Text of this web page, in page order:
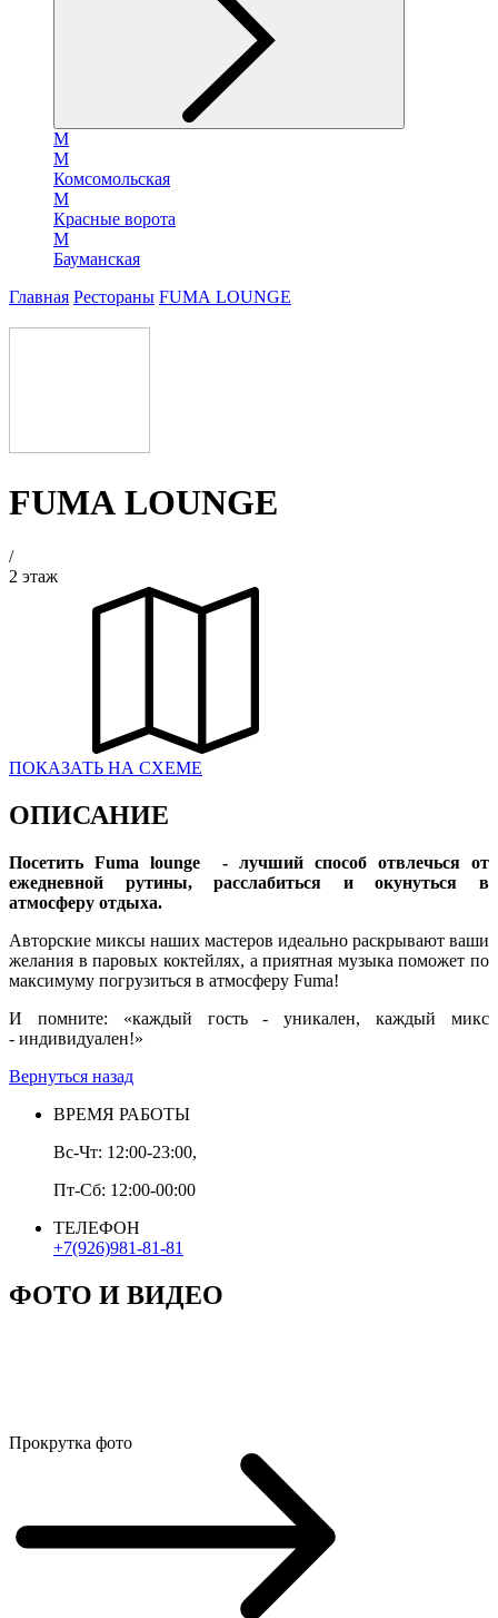
М
М
Комсомольская
М
Красные ворота
М
Бауманская
Главная Рестораны FUMA LOUNGE
FUMA LOUNGE
/
2 этаж
ПОКАЗАТЬ НА СХЕМЕ
ОПИСАНИЕ
Посетить Fuma lounge - лучший способ отвлечься от
ежедневной рутины, расслабиться и окунуться в
атмосферу отдыха.
Авторские миксы наших мастеров идеально раскрывают ваши
желания в паровых коктейлях, а приятная музыка поможет по
максимуму погрузиться в атмосферу Fuma!
И помните: «каждый гость - уникален, каждый микс
- индивидуален!»
Вернуться назад
ВРЕМЯ РАБОТЫ
Вс-Чт: 12:00-23:00,
Пт-Сб: 12:00-00:00
ТЕЛЕФОН
+7(926)981-81-81
ФОТО И ВИДЕО
Прокрутка фото